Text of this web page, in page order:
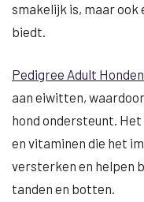
smakelijk is, maar ook
biedt.
Pedigree Adult
aan eiwitten,
hond ondersteunt.
en vitaminen die het
versterken en helpen
tanden en botten.